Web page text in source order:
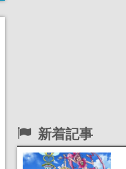
新着記事